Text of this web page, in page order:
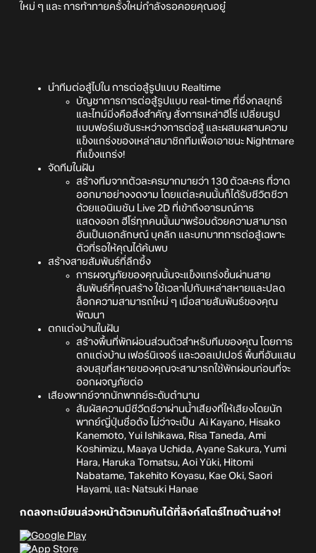
ใหม่ ๆ และ การท้าทายครั้งใหม่กำลังรอคอยคุณอยู๋
นำทีมต่อสู้ไปใน การต่อสู้รูปแบบ Realtime
บัญชาการการต่อสู้รูปแบบ real-time ที่ซึ่งกลยุทธ์
และไทม์มิ่งคือสิ่งสำคัญ สั่งการเหล่าฮีโร่ เปลี่ยนรูป
แบบฟอร์เมชันระหว่างการต่อสู้ และผสมผสานความ
แข็งแกร่งของเหล่าสมาชิกทีมเพื่อเอาชนะ Nightmare
ที่แข็งแกร่ง!
จัดทีมในฝัน
สร้างทีมจากตัวละครมากมายว่า 130 ตัวละคร ที่วาด
ออกมาอย่างงดงาม โดยแต่ละคนนั้นก็ได้รับชีวิตชีวา
ด้วยแอนิเมชัน Live 2D ที่เข้าถึงอารมณ์การ
แสดงออก ฮีโร่ทุกคนนั้นมาพร้อมด้วยความสามารถ
อันเป็นเอกลักษณ์ บุคลิก และบทบาทการต่อสู้เฉพาะ
ตัวที่รอให้คุณได้ค้นพบ
สร้างสายสัมพันธ์ที่ลึกซึ้ง
การผจญภัยของคุณนั้นจะแข็งแกร่งขึ้นผ่านสาย
สัมพันธ์ที่คุณสร้าง ใช้เวลาไปกับเหล่าสหายและปลด
ล็อกความสามารถใหม่ ๆ เมื่อสายสัมพันธ์ของคุณ
พัฒนา
ตกแต่งบ้านในฝัน
สร้างพื้นที่พักผ่อนส่วนตัวสำหรับทีมของคุณ โดยการ
ตกแต่งบ้าน เฟอร์นิเจอร์ และวอลเปเปอร์ พื้นที่อันแสน
สงบสุขที่สหายของคุณจะสามารถใช้พักผ่อนก่อนที่จะ
ออกผจญภัยต่อ
เสียงพากย์จากนักพากย์ระดับตำนาน
สัมผัสความมีชีวีตชีวาผ่านน้ำเสียงที่ให้เสียงโดยนัก
พากย์ญี่ปุ่นชื่อดัง ไม่ว่าจะเป็น Ai Kayano, Hisako
Kanemoto, Yui Ishikawa, Risa Taneda, Ami
Koshimizu, Maaya Uchida, Ayane Sakura, Yumi
Hara, Haruka Tomatsu, Aoi Yūki, Hitomi
Nabatame, Takehito Koyasu, Kae Oki, Saori
Hayami, และ Natsuki Hanae
กดลงทะเบียนล่วงหน้าตัวเกมกันได้ที่ลิงก์สโตร์ไทยด้านล่าง!